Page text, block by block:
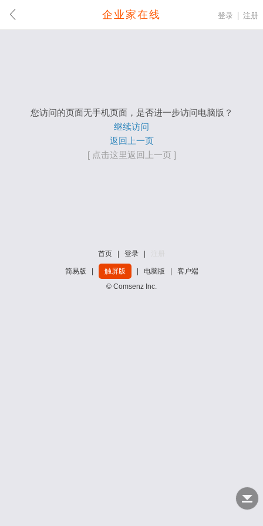
企业家在线 登录 注册
您访问的页面无手机页面，是否进一步访问电脑版？
继续访问
返回上一页
[ 点击这里返回上一页 ]
首页 登录
简易版 触屏版 电脑版
客户端
© Comsenz Inc.